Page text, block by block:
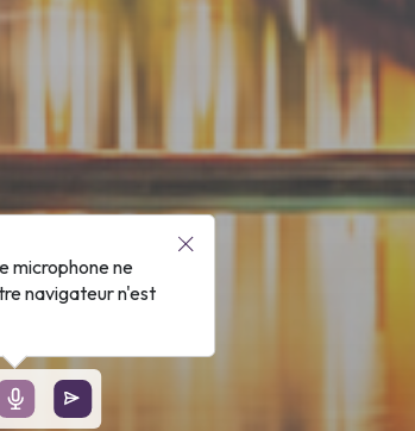
microphone ne
navigateur n'est